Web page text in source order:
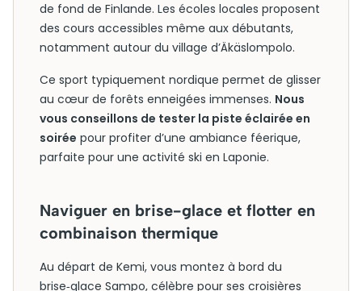
de fond de Finlande. Les écoles locales proposent
des cours accessibles même aux débutants,
notamment autour du village d’Äkäslompolo.
Ce sport typiquement nordique permet de glisser
au cœur de forêts enneigées immenses. Nous
vous conseillons de tester la piste éclairée en
soirée pour profiter d’une ambiance féerique,
parfaite pour une activité ski en Laponie.
Naviguer en brise-glace et flotter en
combinaison thermique
Au départ de Kemi, vous montez à bord du
brise‑glace Sampo, célèbre pour ses croisières